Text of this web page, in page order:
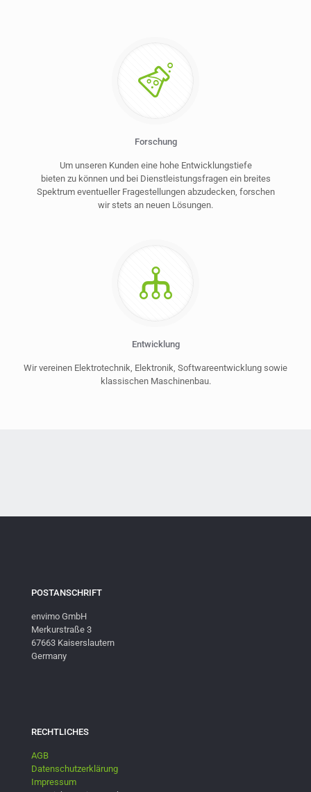
Forschung
Um unseren Kunden eine hohe Entwicklungstiefe
bieten zu können und bei Dienstleistungsfragen ein breites
Spektrum eventueller Fragestellungen abzudecken, forschen
wir stets an neuen Lösungen.
Entwicklung
Wir vereinen Elektrotechnik, Elektronik, Softwareentwicklung sowie
klassischen Maschinenbau.
POSTANSCHRIFT
envimo GmbH
Merkurstraße 3
67663 Kaiserslautern
Germany
RECHTLICHES
AGB
Datenschutzerklärung
Impressum